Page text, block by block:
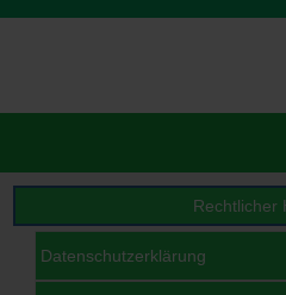
Rechtlicher
Datenschutzerklärung